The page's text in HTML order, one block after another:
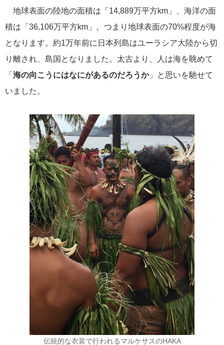
地球表面の陸地の面積は「14,889万平方km」、海洋の面
積は「36,106万平方km」。つまり地球表面の70%程度が海
となります。約1万年前に日本列島はユーラシア大陸から切
り離され、島国となりました。太古より、人は海を眺めて
「 海の向こうにはなにがあるのだろうか」と思いを馳せて
いました。
伝統的な衣装で行われるマルケサスのHAKA
飛鳥II 385
世界一周クルーズ 9
飛鳥II 2018年世界一周クルーズ
コースご案内
ぱしふぃっく びいなす
ぱしふぃっくびいなすチャーター
プリンセス・クルーズ
現地情報
クリスタル・クルーズ